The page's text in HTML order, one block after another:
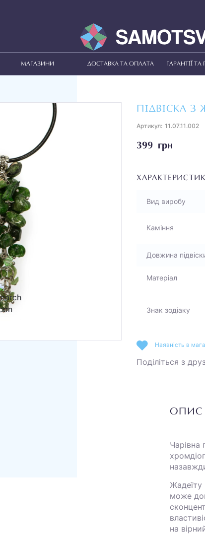
МАГАЗИНИ ДОСТАВКА ТА ОПЛАТА ГАРАНТІЇ
ПІДВІСКА З
Артикул: 11.07.11.002
399 грн
Вид виробу
Каміння
Довжина
Матеріал
Знак зодіаку
Наявність в
Поділіться з
ОПИС
Чарівна
Жадеїту
може
на